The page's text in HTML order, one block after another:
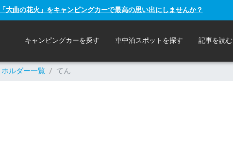
大曲の花火」をキャンピングカーで最高の思い出にしませんか？
キャンピングカーを探す 車中泊スポットを探す 記事を読む
ホルダー一覧 / てん